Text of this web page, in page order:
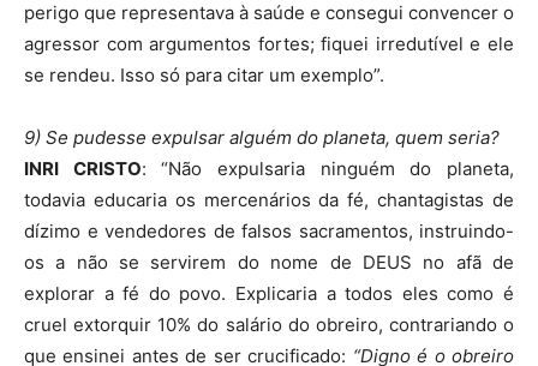
perigo que representava à saúde e consegui convencer o
agressor com argumentos fortes; fiquei irredutível e ele
se rendeu. Isso só para citar um exemplo”.
9) Se pudesse expulsar alguém do planeta, quem seria?
INRI CRISTO: “Não expulsaria ninguém do planeta,
todavia educaria os mercenários da fé, chantagistas de
dízimo e vendedores de falsos sacramentos, instruindo-
os a não se servirem do nome de DEUS no afã de
explorar a fé do povo. Explicaria a todos eles como é
cruel extorquir 10% do salário do obreiro, contrariando o
que ensinei antes de ser crucificado: “Digno é o obreiro